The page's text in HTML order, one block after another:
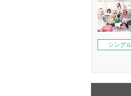
シング